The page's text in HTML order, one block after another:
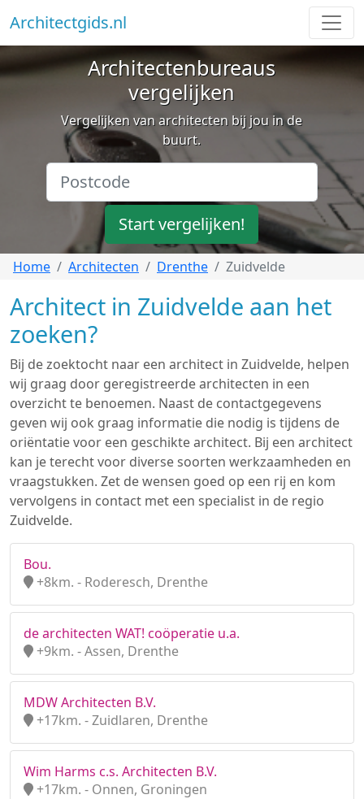
Architectgids.nl
Architectenbureaus
vergelijken
Vergelijken van architecten bij jou in de
buurt.
Start vergelijken!
Home Architecten Drenthe Zuidvelde
Architect in Zuidvelde aan het
zoeken?
Bij de zoektocht naar een architect in Zuidvelde, helpen
wij graag door geregistreerde architecten in een
overzicht te benoemen. Naast de contactgegevens
geven wij ook graag informatie die nodig is tijdens de
oriëntatie voor een geschikte architect. Bij een architect
kan je terecht voor diverse soorten werkzaamheden en
vraagstukken. Zet de wensen goed op een rij en kom
vervolgens in contact met een specialist in de regio
Zuidvelde.
Bou.
+8km. - Roderesch, Drenthe
de architecten WAT! coöperatie u.a.
+9km. - Assen, Drenthe
MDW Architecten B.V.
+17km. - Zuidlaren, Drenthe
Wim Harms c.s. Architecten B.V.
+17km. - Onnen, Groningen